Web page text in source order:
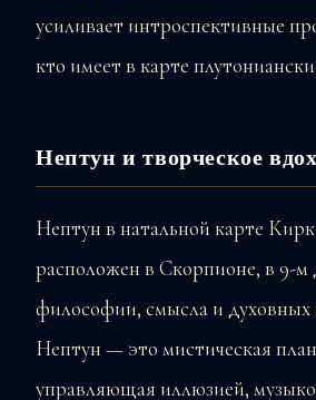
усиливает интроспективные
кто имеет в карте
Нептун и творческое
Нептун в натальной карте
расположен в Скорпионе, в 9-
философии, смысла и духовных
Нептун — это мистическая
управляющая иллюзией,